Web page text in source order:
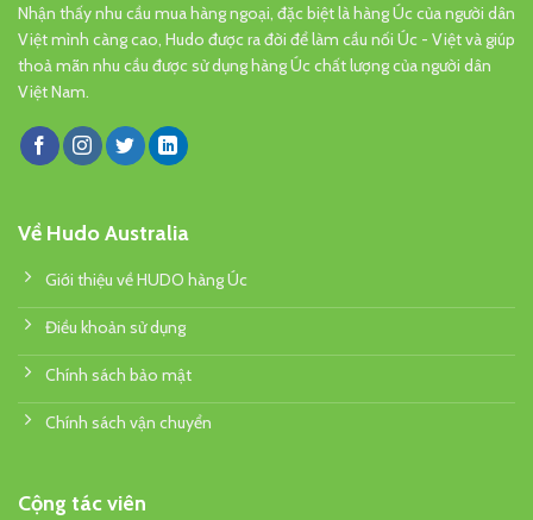
Nhận thấy nhu cầu mua hàng ngoại, đặc biệt là hàng Úc của người dân
Việt mình càng cao, Hudo được ra đời để làm cầu nối Úc - Việt và giúp
thoả mãn nhu cầu được sử dụng hàng Úc chất lượng của người dân
Việt Nam.
Về Hudo Australia
Giới thiệu về HUDO hàng Úc
Điều khoản sử dụng
Chính sách bảo mật
Chính sách vận chuyển
Cộng tác viên